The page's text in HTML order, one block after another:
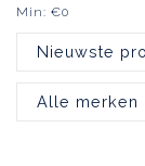
Min: €0
Nieuwste
Alle merken